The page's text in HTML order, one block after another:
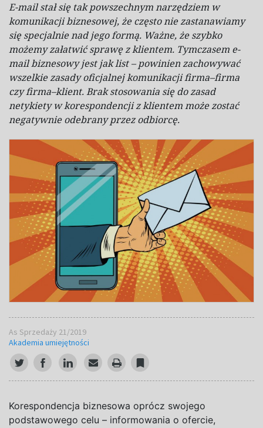
E-mail stał się tak powszechnym narzędziem w
komunikacji biznesowej, że często nie zastanawiamy
się specjalnie nad jego formą. Ważne, że szybko
możemy załatwić sprawę zklientem. Tymczasem e-
mail biznesowy jest jak list – powinien zachowywać
wszelkie zasady oficjalnej komunikacji firma–firma
czy firma–klient. Brak stosowania się do zasad
netykiety wkorespondencji zklientem może zostać
negatywnie odebrany przez odbiorcę.
As Sprzedaży 21/2019
Akademia umiejętności
Korespondencja biznesowa oprócz swojego
podstawowego celu – informowania o ofercie,